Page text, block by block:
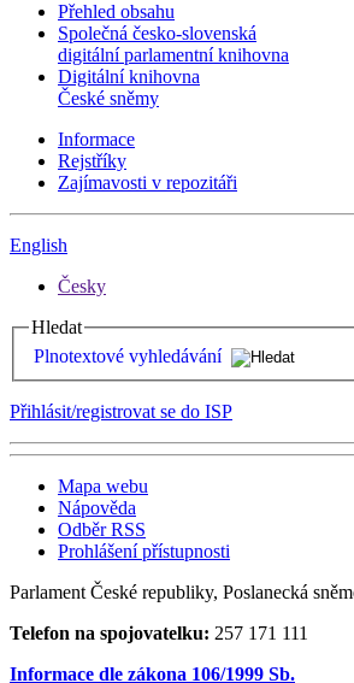
Přehled obsahu
Společná česko-slovenská
digitální parlamentní knihovna
Digitální knihovna
České sněmy
Informace
Rejstříky
Zajímavosti v repozitáři
English
Česky
Hledat
Plnotextové vyhledávání
Přihlásit/registrovat se do ISP
Mapa webu
Nápověda
Odběr RSS
Prohlášení přístupnosti
Parlament České republiky, Poslanecká
Telefon na spojovatelku: 257 171 111
Informace dle zákona 106/1999 Sb.